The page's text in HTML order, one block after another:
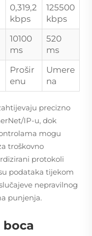
0,319,2
kbps
125500
kbps
10100
ms
520
ms
Prošir
enu
Umere
na
precizno
IP-u, dok
mogu
troškovno
protokoli
podataka tijekom
nepravilnog
punjenja.
boca